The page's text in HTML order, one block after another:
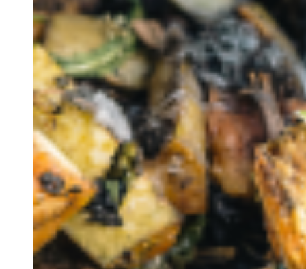
Discovery Kids Camp
Yoga e Fitness
Massagens
Atividades Outdoors
Rentals
Cultura
S.E.R
O Algarve
Trabalhe Connosco
Contacto